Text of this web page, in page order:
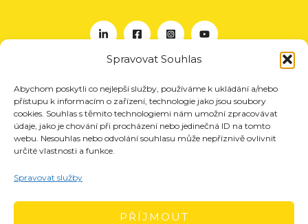
Spravovat Souhlas
Abychom poskytli co nejlepší služby, používáme k ukládání a/nebo
přístupu k informacím o zařízení, technologie jako jsou soubory
cookies. Souhlas s těmito technologiemi nám umožní zpracovávat
údaje, jako je chování při procházení nebo jedinečná ID na tomto
webu. Nesouhlas nebo odvolání souhlasu může nepříznivě ovlivnit
určité vlastnosti a funkce.
Spravovat služby
PŘÍJMOUT
O nás
Projekty
Členství
Kontakt